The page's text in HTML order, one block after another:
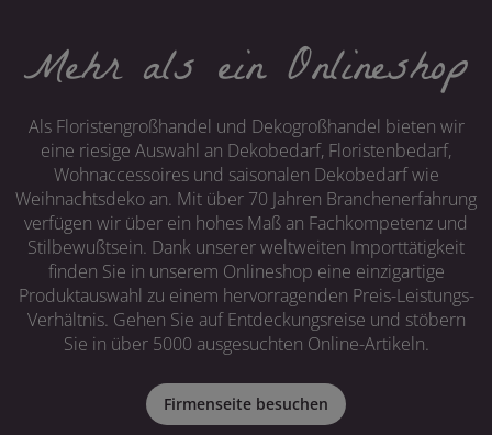
Mehr als ein Onlineshop
Als Floristengroßhandel und Dekogroßhandel bieten wir
eine riesige Auswahl an Dekobedarf, Floristenbedarf,
Wohnaccessoires und saisonalen Dekobedarf wie
Weihnachtsdeko an. Mit über 70 Jahren Branchenerfahrung
verfügen wir über ein hohes Maß an Fachkompetenz und
Stilbewußtsein. Dank unserer weltweiten Importtätigkeit
finden Sie in unserem Onlineshop eine einzigartige
Produktauswahl zu einem hervorragenden Preis-Leistungs-
Verhältnis. Gehen Sie auf Entdeckungsreise und stöbern
Sie in über 5000 ausgesuchten Online-Artikeln.
Firmenseite besuchen